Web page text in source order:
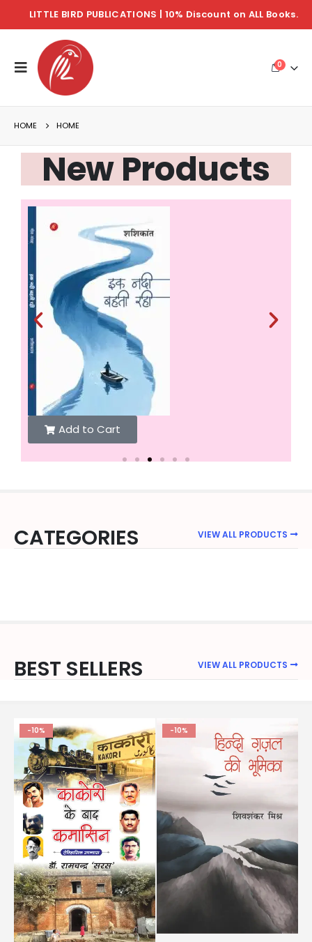
LITTLE BIRD PUBLICATIONS | 10% Discount on ALL Books.
0
HOME HOME
New Products
Add to Cart
CATEGORIES VIEW ALL PRODUCTS
BEST SELLERS VIEW ALL PRODUCTS
-10% -10%